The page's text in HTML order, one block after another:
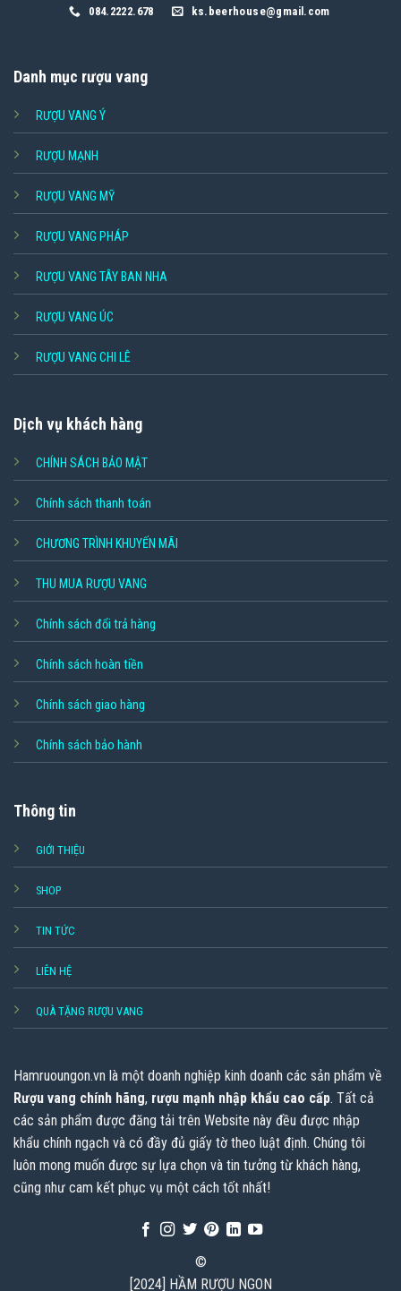
084.2222.678 ks.beerhouse@gmail.com
Danh mục rượu vang
RƯỢU VANG Ý
RƯỢU MẠNH
RƯỢU VANG MỸ
RƯỢU VANG PHÁP
RƯỢU VANG TÂY BAN NHA
RƯỢU VANG ÚC
RƯỢU VANG CHI LÊ
Dịch vụ khách hàng
CHÍNH SÁCH BẢO MẬT
Chính sách thanh toán
CHƯƠNG TRÌNH KHUYẾN MÃI
THU MUA RƯỢU VANG
Chính sách đổi trả hàng
Chính sách hoàn tiền
Chính sách giao hàng
Chính sách bảo hành
Thông tin
GIỚI THIỆU
SHOP
TIN TỨC
LIÊN HỆ
QUÀ TẶNG RƯỢU VANG
Hamruoungon.vn là một doanh nghiệp kinh doanh các sản phẩm về
Rượu vang chính hãng, rượu mạnh nhập khẩu cao cấp. Tất cả
các sản phẩm được đăng tải trên Website này đều được nhập
khẩu chính ngạch và có đầy đủ giấy tờ theo luật định. Chúng tôi
luôn mong muốn được sự lựa chọn và tin tưởng từ khách hàng,
cũng như cam kết phục vụ một cách tốt nhất!
©
[2024] HẦM RƯỢU NGON